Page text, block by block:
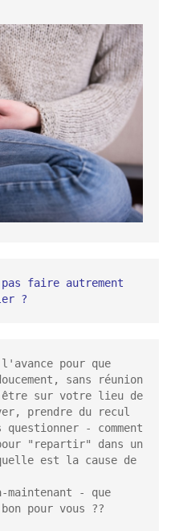
faire autrement
?
pour que
sans réunion
sur votre lieu de
prendre du recul
- comment
"repartir" dans un
est la cause de
- que
pour vous ??